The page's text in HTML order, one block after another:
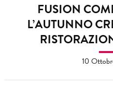
FUSION
L’AUTUNNO
10